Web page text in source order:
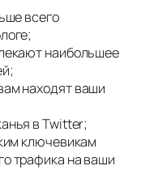
всего
наибольшее
находят ваши
в Twitter;
ключевикам
трафика на ваши